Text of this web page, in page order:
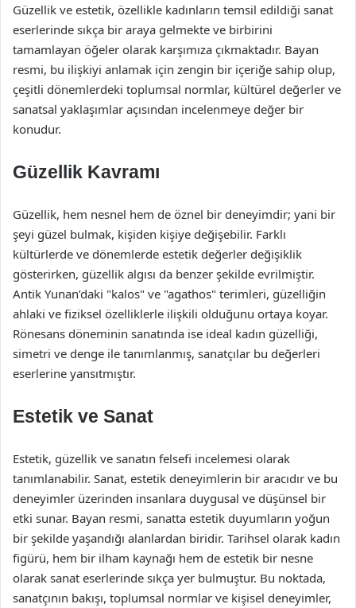
Güzellik ve estetik, özellikle kadınların temsil edildiği sanat
eserlerinde sıkça bir araya gelmekte ve birbirini
tamamlayan öğeler olarak karşımıza çıkmaktadır. Bayan
resmi, bu ilişkiyi anlamak için zengin bir içeriğe sahip olup,
çeşitli dönemlerdeki toplumsal normlar, kültürel değerler ve
sanatsal yaklaşımlar açısından incelenmeye değer bir
konudur.
Güzellik Kavramı
Güzellik, hem nesnel hem de öznel bir deneyimdir; yani bir
şeyi güzel bulmak, kişiden kişiye değişebilir. Farklı
kültürlerde ve dönemlerde estetik değerler değişiklik
gösterirken, güzellik algısı da benzer şekilde evrilmiştir.
Antik Yunan’daki "kalos" ve "agathos" terimleri, güzelliğin
ahlaki ve fiziksel özelliklerle ilişkili olduğunu ortaya koyar.
Rönesans döneminin sanatında ise ideal kadın güzelliği,
simetri ve denge ile tanımlanmış, sanatçılar bu değerleri
eserlerine yansıtmıştır.
Estetik ve Sanat
Estetik, güzellik ve sanatın felsefi incelemesi olarak
tanımlanabilir. Sanat, estetik deneyimlerin bir aracıdır ve bu
deneyimler üzerinden insanlara duygusal ve düşünsel bir
etki sunar. Bayan resmi, sanatta estetik duyumların yoğun
bir şekilde yaşandığı alanlardan biridir. Tarihsel olarak kadın
figürü, hem bir ilham kaynağı hem de estetik bir nesne
olarak sanat eserlerinde sıkça yer bulmuştur. Bu noktada,
sanatçının bakışı, toplumsal normlar ve kişisel deneyimler,